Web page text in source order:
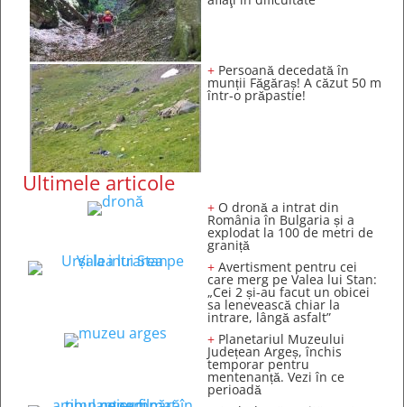
+ Persoană decedată în
munții Făgăraș! A căzut 50 m
într-o prăpastie!
Ultimele articole
+ O dronă a intrat din
România în Bulgaria și a
explodat la 100 de metri de
graniță
+ Avertisment pentru cei
care merg pe Valea lui Stan:
„Cei 2 și-au facut un obicei
sa lenevească chiar la
intrare, lângă asfalt”
+ Planetariul Muzeului
Județean Argeș, închis
temporar pentru
mentenanță. Vezi în ce
perioadă